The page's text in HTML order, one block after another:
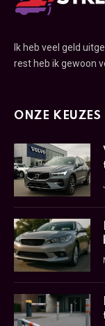
Ik heb veel geld
rest heb ik gewoon
ONZE KEUZES